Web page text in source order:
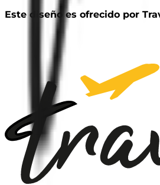
Este diseño es ofrecido por